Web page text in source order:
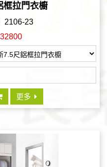
框拉門衣櫥
2106-23
更多